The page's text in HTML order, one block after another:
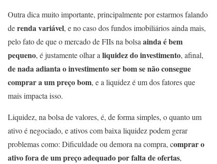
Outra dica muito importante, principalmente por estarmos falando
derenda variável, e no caso dos fundos imobiliários ainda mais,
pelo fato de que o mercado de FIIs na bolsa ainda é bem
pequeno, é justamente olhar a liquidez do investimento, afinal,
de nada adianta o investimento ser bom se não consegue
comprar a um preço bom, e a liquidez é um dos fatores que
mais impacta isso.
Liquidez, na bolsa de valores, é, de forma simples, o quanto um
ativo é negociado, e ativos com baixa liquidez podem gerar
problemas como: Dificuldade ou demora na compra, comprar o
ativo fora de um preço adequado por falta de ofertas,